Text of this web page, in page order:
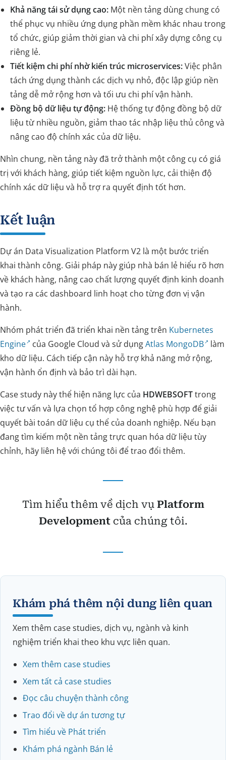
Khả năng tái sử dụng cao: Một nền tảng dùng chung có
thể phục vụ nhiều ứng dụng phần mềm khác nhau trong
tổ chức, giúp giảm thời gian và chi phí xây dựng công cụ
riêng lẻ.
Tiết kiệm chi phí nhờ kiến trúc microservices:Việc phân
tách ứng dụng thành các dịch vụ nhỏ, độc lập giúp nền
tảng dễ mở rộng hơn và tối ưu chi phí vận hành.
Đồng bộ dữ liệu tự động: Hệ thống tự động đồng bộ dữ
liệu từ nhiều nguồn, giảm thao tác nhập liệu thủ công và
nâng cao độ chính xác của dữ liệu.
Nhìn chung, nền tảng này đã trở thành một công cụ có giá
trị với khách hàng, giúp tiết kiệm nguồn lực, cải thiện độ
chính xác dữ liệu và hỗ trợ ra quyết định tốt hơn.
Kết luận
Dự án Data Visualization Platform V2 là một bước triển
khai thành công. Giải pháp này giúp nhà bán lẻ hiểu rõ hơn
về khách hàng, nâng cao chất lượng quyết định kinh doanh
và tạo ra các dashboard linh hoạt cho từng đơn vị vận
hành.
Nhóm phát triển đã triển khai nền tảng trên Kubernetes
Engine
của Google Cloud và sử dụngAtlas MongoDB
làm
kho dữ liệu. Cách tiếp cận này hỗ trợ khả năng mở rộng,
vận hành ổn định và bảo trì dài hạn.
Case study này thể hiện năng lực của HDWEBSOFTtrong
việc tư vấn và lựa chọn tổ hợp công nghệ phù hợp để giải
quyết bài toán dữ liệu cụ thể của doanh nghiệp. Nếu bạn
đang tìm kiếm một nền tảng trực quan hóa dữ liệu tùy
chỉnh, hãy liên hệ với chúng tôi để trao đổi thêm.
Tìm hiểu thêm về dịch vụ Platform
Developmentcủa chúng tôi.
Khám phá thêm nội dung liên quan
Xem thêm case studies, dịch vụ, ngành và kinh
nghiệm triển khai theo khu vực liên quan.
Xem thêm case studies
Xem tất cả case studies
Đọc câu chuyện thành công
Trao đổi về dự án tương tự
Tìm hiểu về Phát triển
Khám phá ngành Bán lẻ